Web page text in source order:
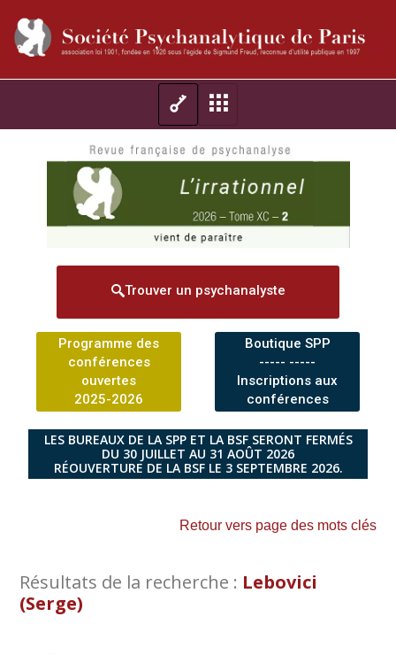
Trouver un psychanalyste
Programme des
conférences
ouvertes
2025-2026
Boutique SPP
----- -----
Inscriptions aux
conférences
LES BUREAUX DE LA SPP ET LA BSF SERONT FERMÉS
DU 30 JUILLET AU 31 AOÛT 2026
RÉOUVERTURE DE LA BSF LE 3 SEPTEMBRE 2026.
Retour vers page des mots clés
Résultats de la recherche : Lebovici
(Serge)